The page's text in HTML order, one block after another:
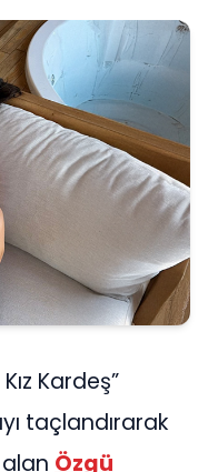
Kardeş”
taçlandırarak
Özgü